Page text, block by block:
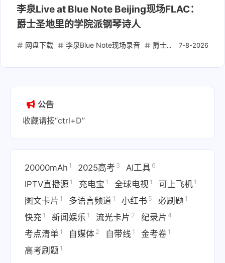
李泉Live at Blue Note Beijing现场FLAC：
爵士圣地里的学院派钢琴诗人
7-8-2026
网盘下载 李泉Blue Note现场录音 爵士FLAC无损专辑
公告
收藏请按“ctrl+D”
20000mAh 1 2025高考 3 AI工具 6
IPTV直播源 1 充电宝 1 全球电视 1 可上飞机 1
图文卡片 1 多语言频道 1 小红书 5 必刷题 1
快充 1 新闻娱乐 1 流光卡片 2 纪录片 4
考点清单 1 自媒体 2 自带线 1 金考卷 1
高考刷题 1